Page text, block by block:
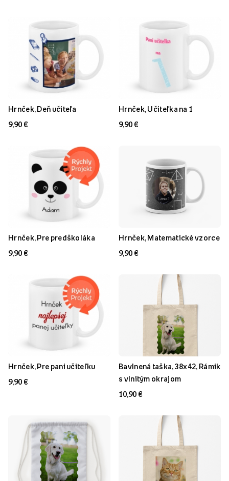
Hrnček, Deň učiteľa
9,90 €
Hrnček, Učiteľka na 1
9,90 €
Hrnček, Pre predškoláka
9,90 €
Hrnček, Matematické vzorce
9,90 €
Hrnček, Pre pani učiteľku
9,90 €
Bavlnená taška, 38x42, Rámik
s vlnitým okrajom
10,90 €